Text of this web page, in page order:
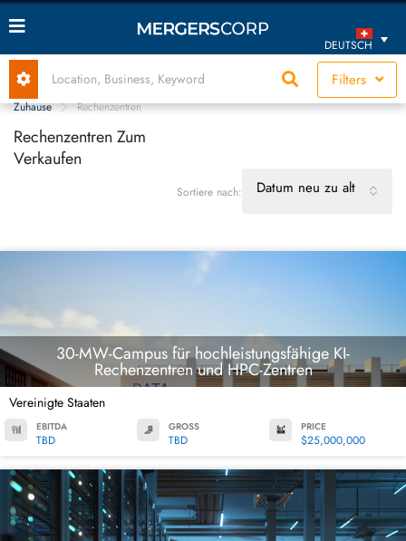
DEUTSCH
Filters
Zuhause Rechenzentren
Rechenzentren Zum
Verkaufen
Sortiere nach: Datum neu zu alt
30-MW-Campus für hochleistungsfähige KI-
Rechenzentren und HPC-Zentren
Vereinigte Staaten
EBITDA
TBD
GROSS
TBD
PRICE
$25,000,000